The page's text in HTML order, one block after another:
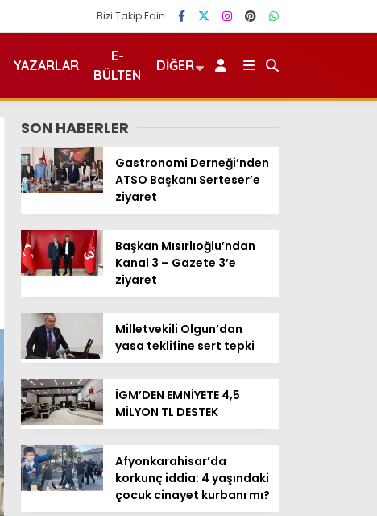
Bizi Takip Edin
YAZARLAR
E-
BÜLTEN
DIĞER
SON HABERLER
Gastronomi Derneği’nden
ATSO Başkanı Serteser’e
ziyaret
Başkan Mısırlıoğlu’ndan
Kanal 3 – Gazete 3’e
ziyaret
Milletvekili Olgun’dan
yasa teklifine sert tepki
İGM’DEN EMNİYETE 4,5
MİLYON TL DESTEK
Afyonkarahisar’da
korkunç iddia: 4 yaşındaki
çocuk cinayet kurbanı mı?